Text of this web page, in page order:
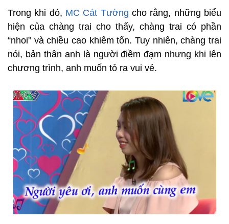
Trong khi đó, MC Cát Tường cho rằng, những biểu
hiện của chàng trai cho thấy, chàng trai có phần
“nhoi” và chiều cao khiêm tốn. Tuy nhiên, chàng trai
nói, bản thân anh là người điềm đạm nhưng khi lên
chương trình, anh muốn tỏ ra vui vẻ.